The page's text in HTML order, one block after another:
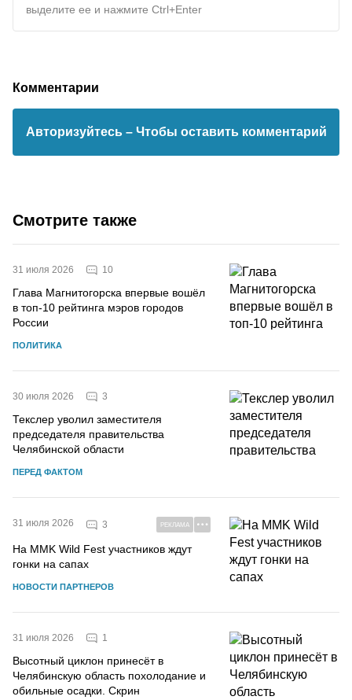
выделите ее и нажмите Ctrl+Enter
Комментарии
Авторизуйтесь – Чтобы оставить комментарий
Смотрите также
31 июля 2026 10
Глава Магнитогорска впервые вошёл
в топ-10 рейтинга мэров городов
России
ПОЛИТИКА
30 июля 2026 3
Текслер уволил заместителя
председателя правительства
Челябинской области
ПЕРЕД ФАКТОМ
31 июля 2026 3 РЕКЛАМА
На MMK Wild Fest участников ждут
гонки на сапах
НОВОСТИ ПАРТНЕРОВ
31 июля 2026 1
Высотный циклон принесёт в
Челябинскую область похолодание и
обильные осадки. Скрин